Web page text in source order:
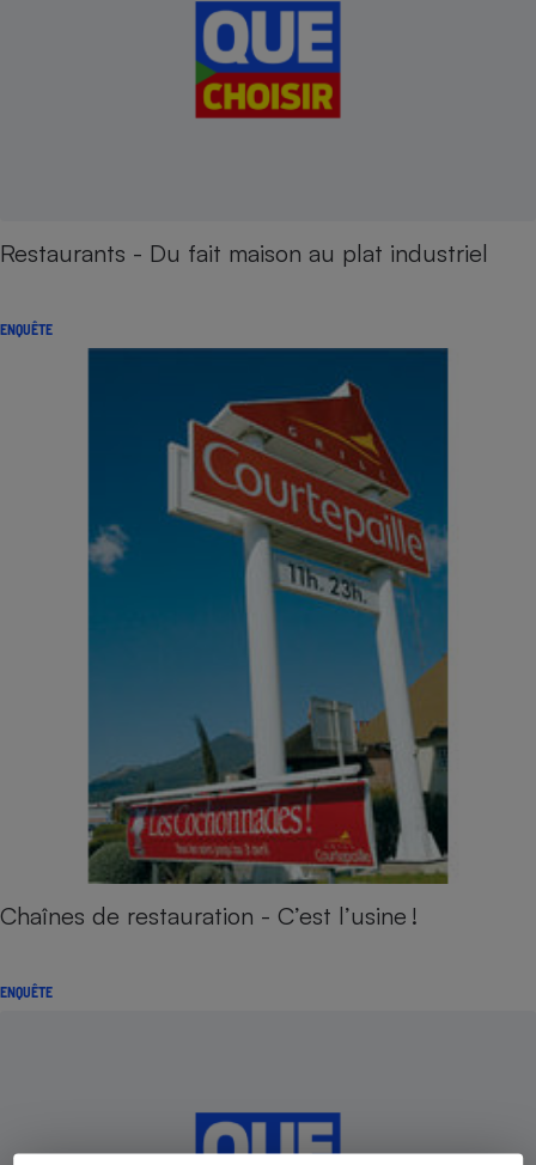
Restaurants - Du fait maison au plat industriel
ENQUÊTE
Chaînes de restauration - C’est l’usine !
ENQUÊTE